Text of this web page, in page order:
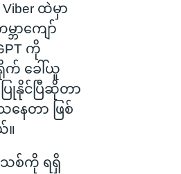
Viber ထဲမှာ
ဘာကျော်
ကို
ခေါ်ယူ
ြုနိုင်ပြီဆိုတာ
နေတာ ဖြစ်
။
သစ်ကို ရရှိ